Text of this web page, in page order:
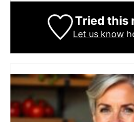
Tried this
Let us know